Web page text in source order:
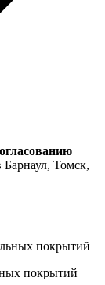
Томск,
покрытий